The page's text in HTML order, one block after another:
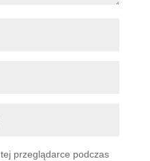
przeglądarce podczas